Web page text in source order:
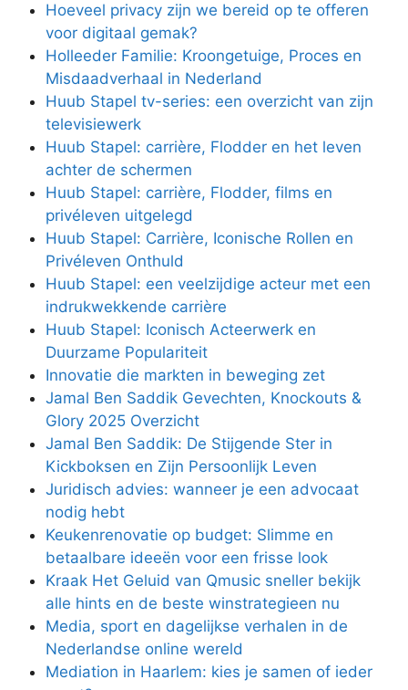
Hoeveel privacy zijn we bereid op te offeren
voor digitaal gemak?
Holleeder Familie: Kroongetuige, Proces en
Misdaadverhaal in Nederland
Huub Stapel tv-series: een overzicht van zijn
televisiewerk
Huub Stapel: carrière, Flodder en het leven
achter de schermen
Huub Stapel: carrière, Flodder, films en
privéleven uitgelegd
Huub Stapel: Carrière, Iconische Rollen en
Privéleven Onthuld
Huub Stapel: een veelzijdige acteur met een
indrukwekkende carrière
Huub Stapel: Iconisch Acteerwerk en
Duurzame Populariteit
Innovatie die markten in beweging zet
Jamal Ben Saddik Gevechten, Knockouts &
Glory 2025 Overzicht
Jamal Ben Saddik: De Stijgende Ster in
Kickboksen en Zijn Persoonlijk Leven
Juridisch advies: wanneer je een advocaat
nodig hebt
Keukenrenovatie op budget: Slimme en
betaalbare ideeën voor een frisse look
Kraak Het Geluid van Qmusic sneller bekijk
alle hints en de beste winstrategieen nu
Media, sport en dagelijkse verhalen in de
Nederlandse online wereld
Mediation in Haarlem: kies je samen of ieder